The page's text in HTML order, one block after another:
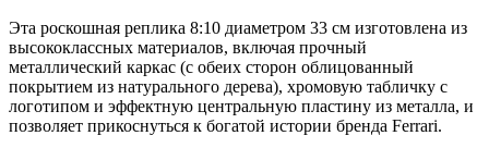
Эта роскошная реплика 8:10 диаметром 33 см изготовлена из
высококлассных материалов, включая прочный
металлический каркас (с обеих сторон облицованный
покрытием из натурального дерева), хромовую табличку с
логотипом и эффектную центральную пластину из металла, и
позволяет прикоснуться к богатой истории бренда Ferrari.